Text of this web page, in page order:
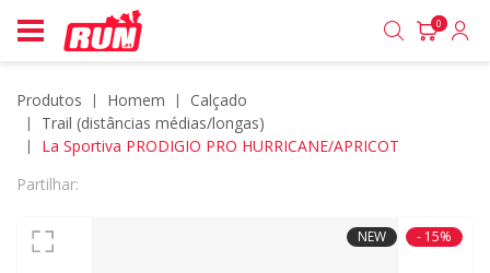
0
Produtos homem
calçado
trail (distâncias médias/longas)
La Sportiva PRODIGIO PRO HURRICANE/APRICOT
Partilhar:
NEW - 15%